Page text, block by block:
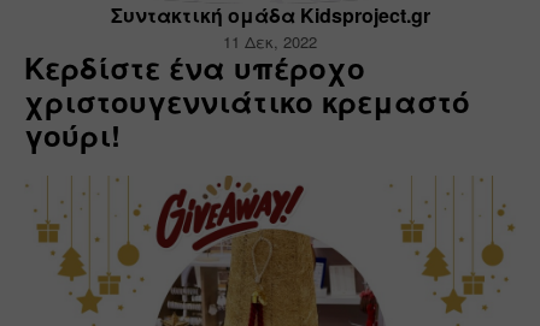
Συντακτική ομάδα Kidsproject.gr
11 Δεκ, 2022
Κερδίστε ένα υπέροχο
χριστουγεννιάτικο κρεμαστό
γούρι!